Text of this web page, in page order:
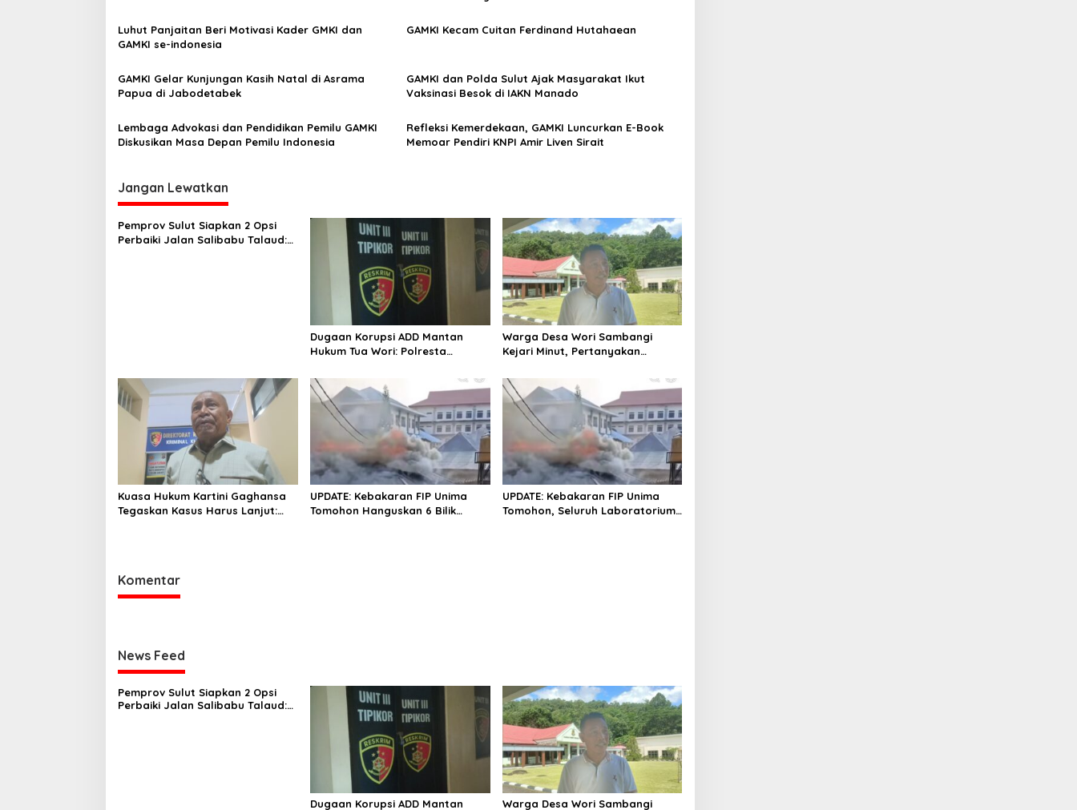
i
p
o
s
Luhut Panjaitan Beri Motivasi Kader GMKI dan
GAMKI se-indonesia
GAMKI Kecam Cuitan Ferdinand Hutahaean
GAMKI Gelar Kunjungan Kasih Natal di Asrama
Papua di Jabodetabek
GAMKI dan Polda Sulut Ajak Masyarakat Ikut
Vaksinasi Besok di IAKN Manado
Lembaga Advokasi dan Pendidikan Pemilu GAMKI
Diskusikan Masa Depan Pemilu Indonesia
Refleksi Kemerdekaan, GAMKI Luncurkan E-Book
Memoar Pendiri KNPI Amir Liven Sirait
Jangan Lewatkan
Pemprov Sulut Siapkan 2 Opsi
Perbaiki Jalan Salibabu Talaud:
Dugaan Korupsi ADD Mantan
Hukum Tua Wori: Polresta
Inspektorat
Warga Desa Wori Sambangi
Kejari Minut, Pertanyakan
Korupsi Dana Desa
Kuasa Hukum Kartini Gaghansa
Tegaskan Kasus Harus Lanjut:
UPDATE: Kebakaran FIP Unima
Tomohon Hanguskan 6 Bilik
UPDATE: Kebakaran FIP Unima
Tomohon, Seluruh Laboratorium
Komentar
News Feed
Pemprov Sulut Siapkan 2 Opsi
Perbaiki Jalan Salibabu Talaud:
Dugaan Korupsi ADD Mantan
Warga Desa Wori Sambangi